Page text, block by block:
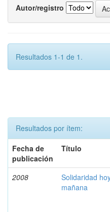
Autor/registro
Resultados 1-1 de 1.
Resultados por ítem:
Fecha de
publicación
Título
2008
Solidaridad
mañana